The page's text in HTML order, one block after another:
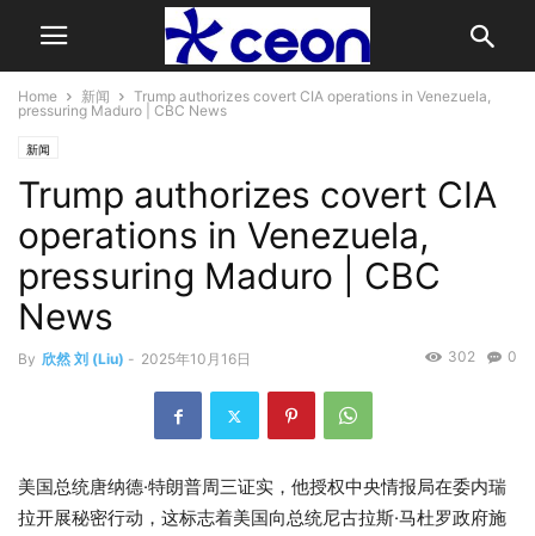
Home 新闻
Trump authorizes covert CIA operations in Venezuela,
pressuring Maduro | CBC News
新闻
Trump authorizes covert CIA
operations in Venezuela,
pressuring Maduro | CBC
News
By 欣然 刘 (Liu) - 2025年10月16日 0
302
美国总统唐纳德·特朗普周三证实，他授权中央情报局在委内瑞
拉开展秘密行动，这标志着美国向总统尼古拉斯·马杜罗政府施